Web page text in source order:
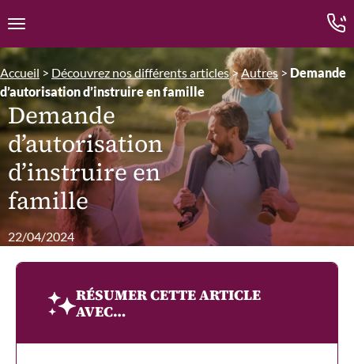
Ouvrir la navigation
Accueil > Découvrez nos différents articles>Autres> Demande
d’autorisation d’instruire en famille
Demande
d’autorisation
d’instruire en
famille
22/04/2024
RÉSUMER CETTE ARTICLE
AVEC…